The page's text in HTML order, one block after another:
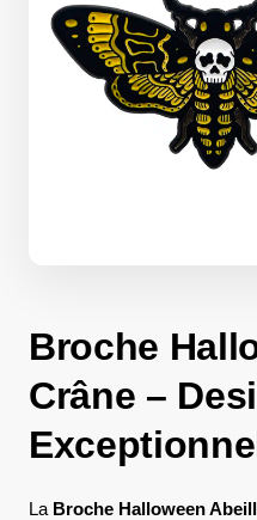
Broche
Crâne –
La Broche Halloween